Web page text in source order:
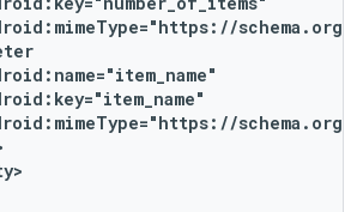
schema.org/
schema.org/